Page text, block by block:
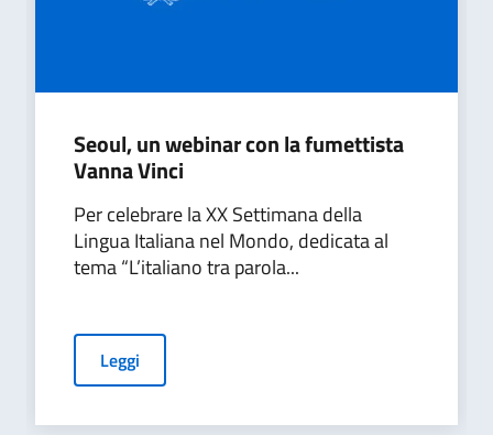
Seoul, un webinar con la fumettista
Vanna Vinci
Per celebrare la XX Settimana della
Lingua Italiana nel Mondo, dedicata al
tema “L’italiano tra parola...
Leggi